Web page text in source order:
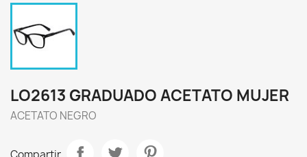
LO2613 GRADUADO ACETATO MUJER
ACETATO NEGRO